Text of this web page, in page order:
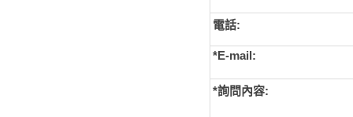
電話:
*E-mail:
*詢問內容: